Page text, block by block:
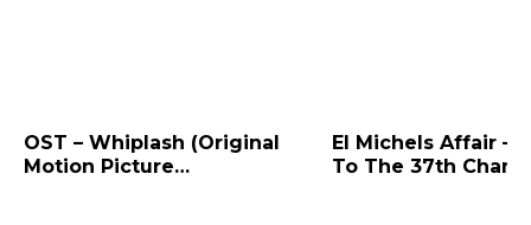
OST – Whiplash (Original
Motion Picture
El Michels Affair –
To The 37th